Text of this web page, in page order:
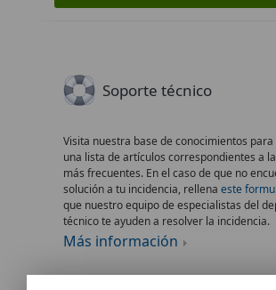
Soporte técnico
Visita nuestra base de conocimientos
una lista de artículos correspondientes a
más frecuentes. En el caso de que no
solución a tu incidencia, rellena este
que nuestro equipo de especialistas del
técnico te ayuden a resolver la incidencia.
Más información